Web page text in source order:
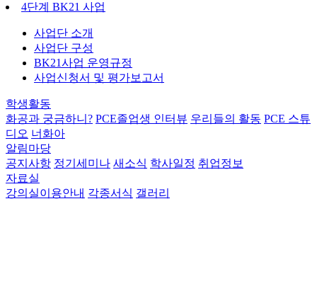
4단계 BK21 사업
사업단 소개
사업단 구성
BK21사업 운영규정
사업신청서 및 평가보고서
학생활동
화공과 궁금하니? PCE졸업생 인터뷰 우리들의 활동 PCE 스튜
디오 너화아
알림마당
공지사항 정기세미나 새소식 학사일정 취업정보
자료실
강의실이용안내 각종서식 갤러리